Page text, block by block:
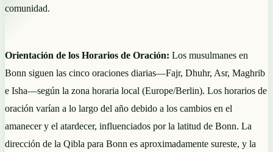
comunidad.
Orientación de los Horarios de Oración: Los musulmanes en
Bonn siguen las cinco oraciones diarias—Fajr, Dhuhr, Asr, Maghrib
e Isha—según la zona horaria local (Europe/Berlin). Los horarios de
oración varían a lo largo del año debido a los cambios en el
amanecer y el atardecer, influenciados por la latitud de Bonn. La
dirección de la Qibla para Bonn es aproximadamente sureste, y la